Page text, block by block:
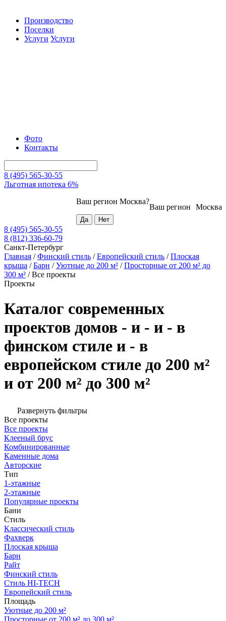
Производство
Поселки
Услуги Услуги
Фото
Контакты
8 (495) 565-30-55
Льготная ипотека 6%
Москва
Ваш регион
Ваш регион Москва?
8 (495) 565-30-55
8 (812) 336-60-79
Санкт-Петербург
Главная /Финский стиль /Европейский стиль /Плоская
крыша /Барн /Уютные до 200 м² /Просторные от 200 м² до
300 м² /Все проекты
Проекты
Каталог современных
проектов домов - и - и - в
финском стиле и - в
европейском стиле до 200 м²
и от 200 м² до 300 м²
Развернуть фильтры
Все проекты
Все проекты
Клееный брус
Комбинированные
Каменные дома
Авторские
Тип
1-этажные
2-этажные
Популярные проекты
Бани
Стиль
Классический стиль
Фахверк
Плоская крыша
Барн
Райт
Финский стиль
Стиль HI-TECH
Европейский стиль
Площадь
Уютные до 200 м²